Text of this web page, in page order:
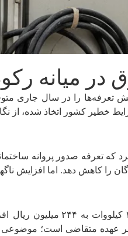
تعرفه‌ها را در سال جاری
که در بحبوحه شرایط خطیر کشور
را کاهش دهد. اما افزایش
طبق ابلاغیه جدید شرکت توانیر،
عهده متقاضی است؛ موضوعی